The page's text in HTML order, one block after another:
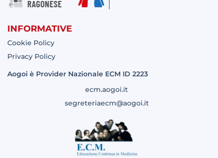
INFORMATIVE
Cookie Policy
Privacy Policy
Aogoi è Provider Nazionale ECM ID 2223
ecm.aogoi.it
segreteriaecm@aogoi.it